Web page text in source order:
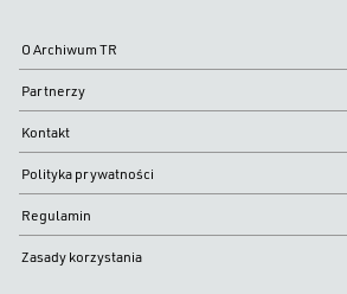
O Archiwum TR
Partnerzy
Kontakt
Polityka prywatności
Regulamin
Zasady korzystania